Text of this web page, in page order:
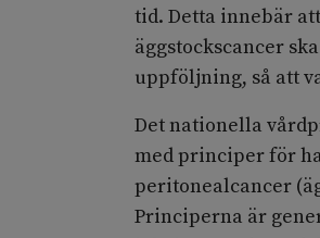
tid. Detta innebär
äggstockscancer
uppföljning, så att
Det nationella
med principer för
peritonealcancer
Principerna är